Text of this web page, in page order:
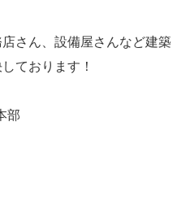
さん、設備屋さんなど建築
ております！
部